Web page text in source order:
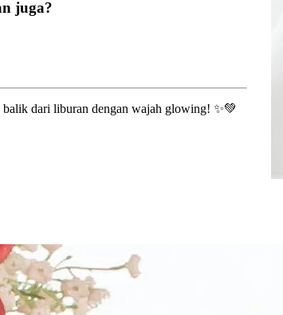
juga?
dari liburan dengan wajah glowing! ✨💚